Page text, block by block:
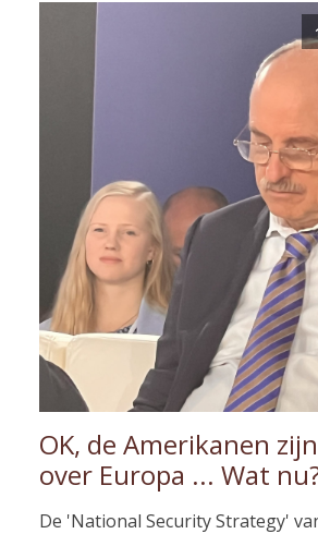
OK, de Amerikanen
over Europa ... Wat
De 'National Security Strategy'